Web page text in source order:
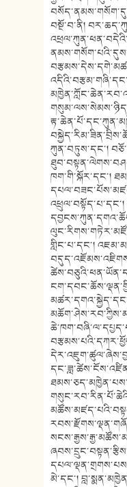
བསྔོ་བ་ནི།
ཀུན་བཏུས་དང་།
ཁག་གི་སྐོར་དང་།
གླིང་པ་དང་།
མེ་དང་།